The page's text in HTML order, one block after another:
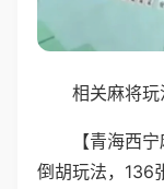
相关麻将
【青海西
倒胡玩法，136